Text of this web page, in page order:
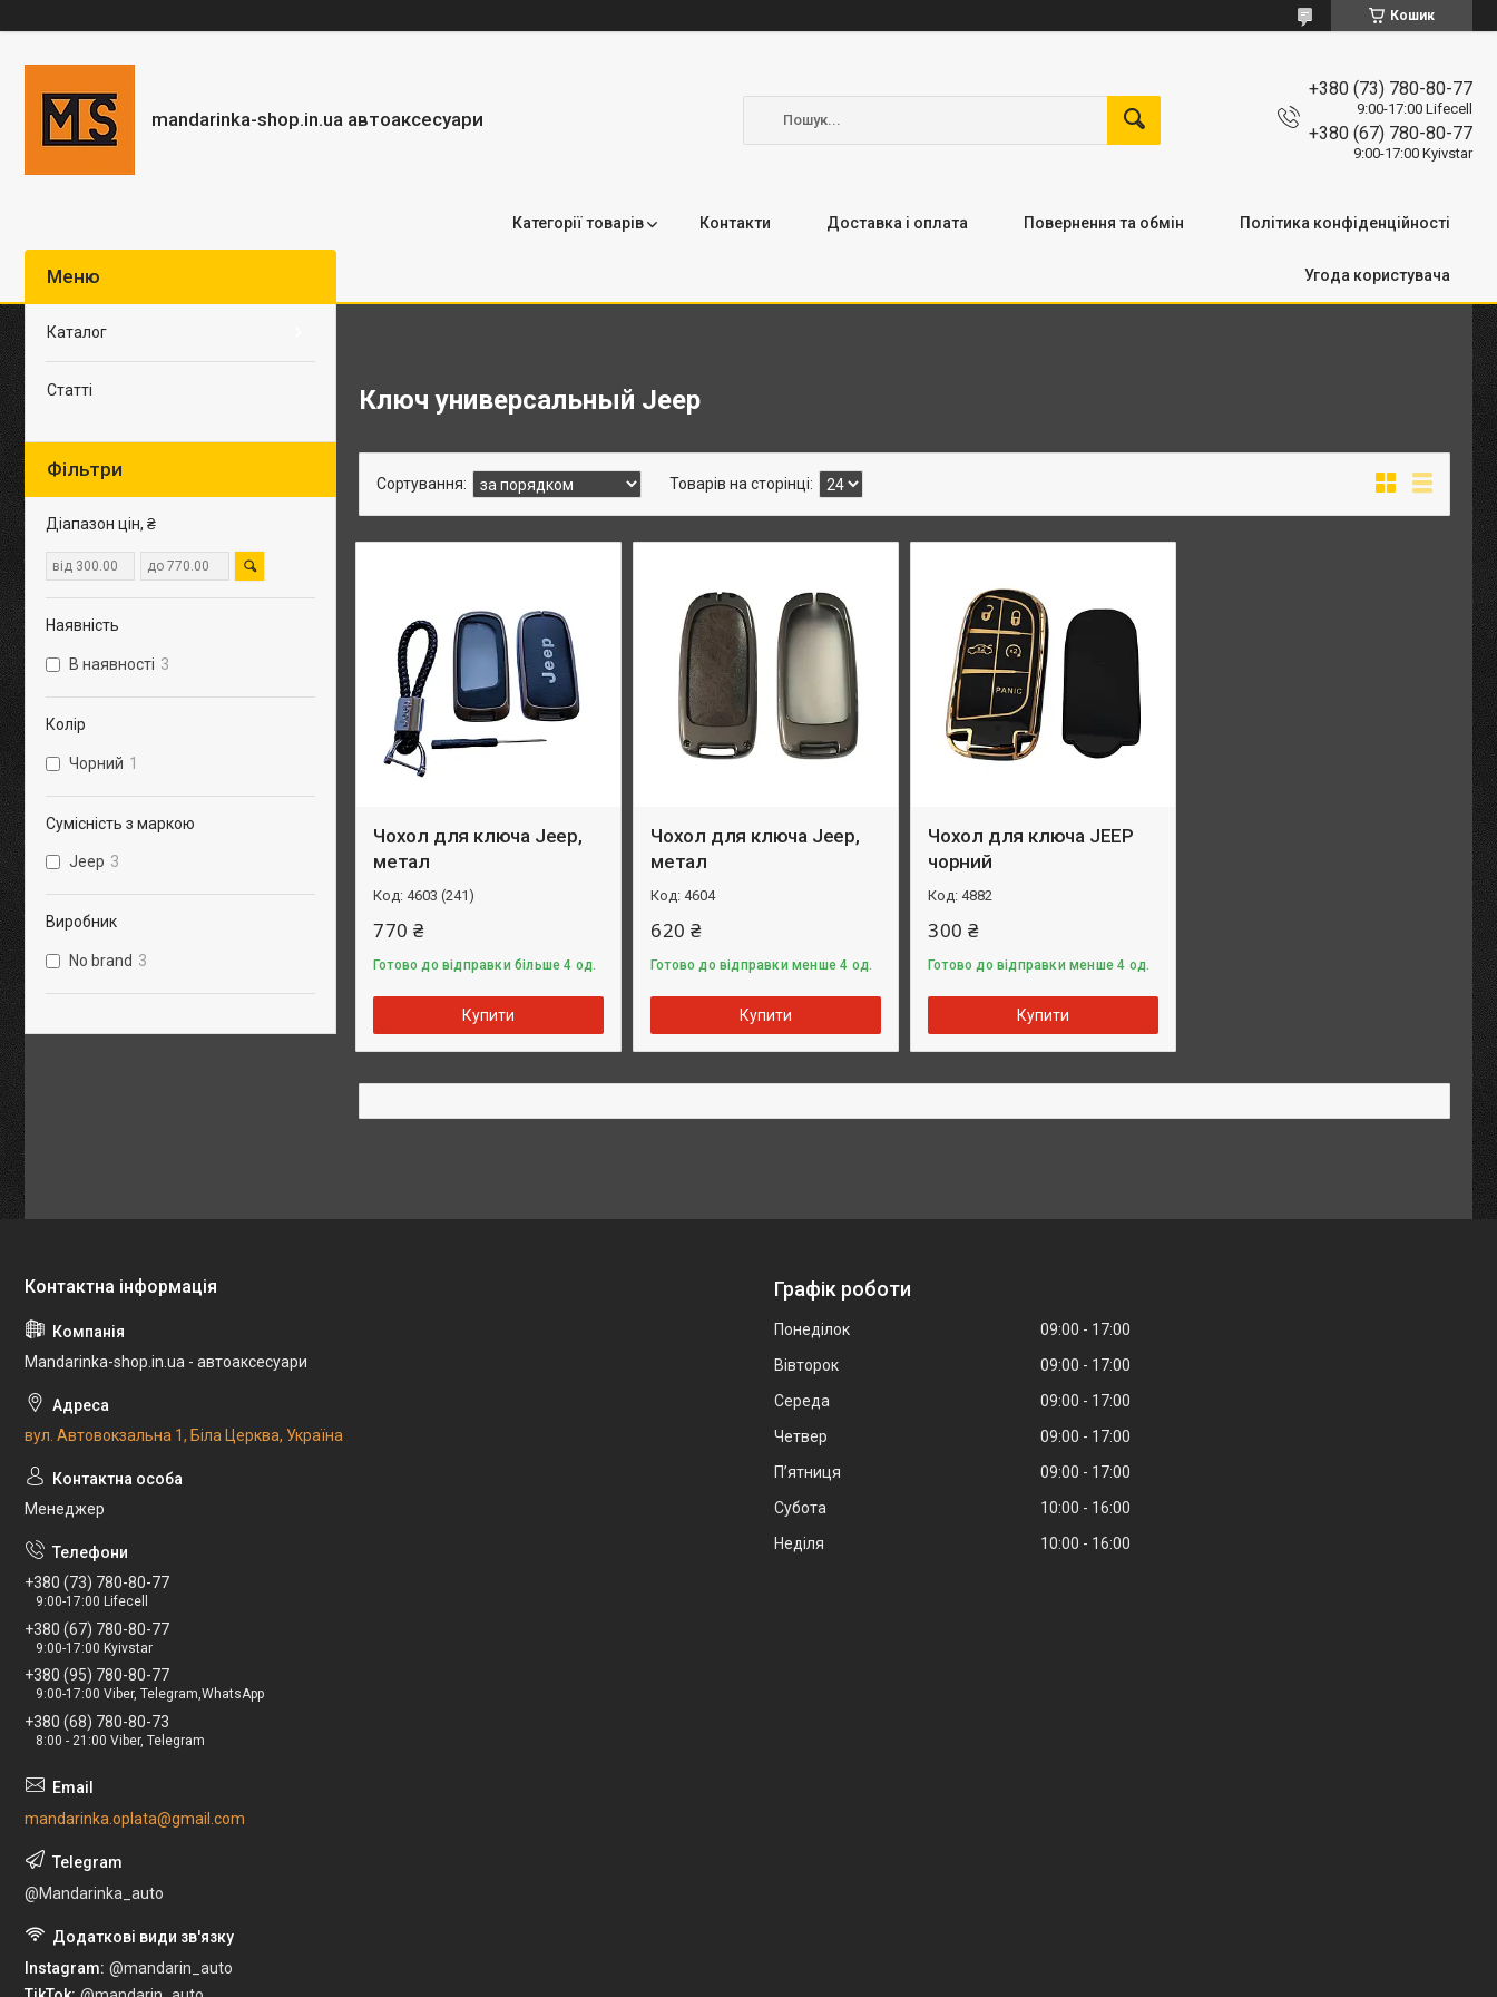
Кошик
mandarinka-shop.in.ua автоаксесуари
+380 (73) 780-80-77
9:00-17:00 Lifecell
+380 (67) 780-80-77
9:00-17:00 Kyivstar
Категорії товарів Контакти Доставка і оплата Повернення та обмін Політика конфіденційності
Угода користувача
Ключ универсальный Jeep
Чохол для ключа Jeep,
метал
4603 (241)
770 ₴
Готово до відправки більше 4 од.
Купити
Чохол для ключа Jeep,
метал
4604
620 ₴
Готово до відправки менше 4 од.
Купити
Чохол для ключа JEEP
чорний
4882
300 ₴
Готово до відправки менше 4 од.
Купити
Каталог
Статті
Фільтри
Діапазон цін, ₴
Наявність
В наявності 3
Колір
Чорний 1
Сумісність з маркою
Jeep 3
Виробник
No brand 3
Mandarinka-shop.in.ua - автоаксесуари
вул. Автовокзальна 1, Біла Церква, Україна
Менеджер
+380 (73) 780-80-77
9:00-17:00 Lifecell
+380 (67) 780-80-77
9:00-17:00 Kyivstar
+380 (95) 780-80-77
9:00-17:00 Viber, Telegram,WhatsApp
+380 (68) 780-80-73
8:00 - 21:00 Viber, Telegram
mandarinka.oplata@gmail.com
@Mandarinka_auto
Instagram @mandarin_auto
Графік роботи
Понеділок 09:00
17:00
Вівторок
09:00
17:00
Середа
09:00
17:00
Четвер
09:00
17:00
Пʼятниця
09:00
17:00
Субота
10:00
16:00
Неділя
10:00 16:00